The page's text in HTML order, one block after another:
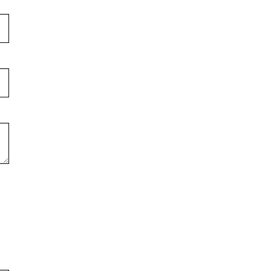
Reifen auf 29"-Felgen
Shimano MT200 //